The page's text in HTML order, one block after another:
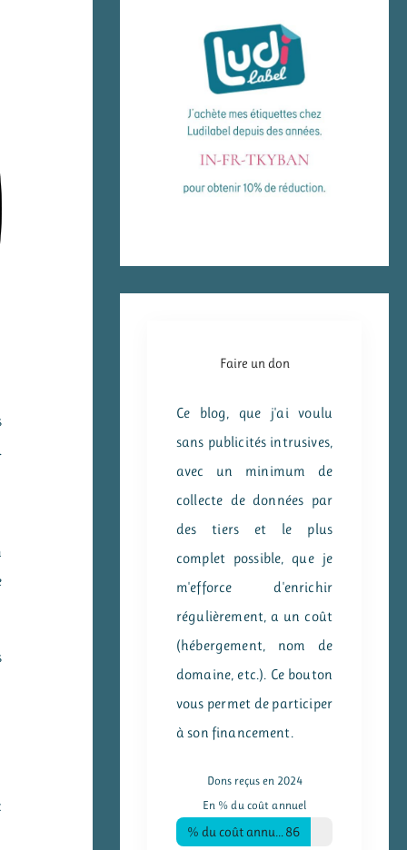
Faire un don
Ce blog, que j'ai voulu
sans publicités intrusives,
avec un minimum de
collecte de données par
des tiers et le plus
complet possible, que je
m'efforce d'enrichir
régulièrement, a un coût
(hébergement, nom de
domaine, etc.). Ce bouton
vous permet de participer
à son financement.
Dons reçus en 2024
En % du coût annuel
86